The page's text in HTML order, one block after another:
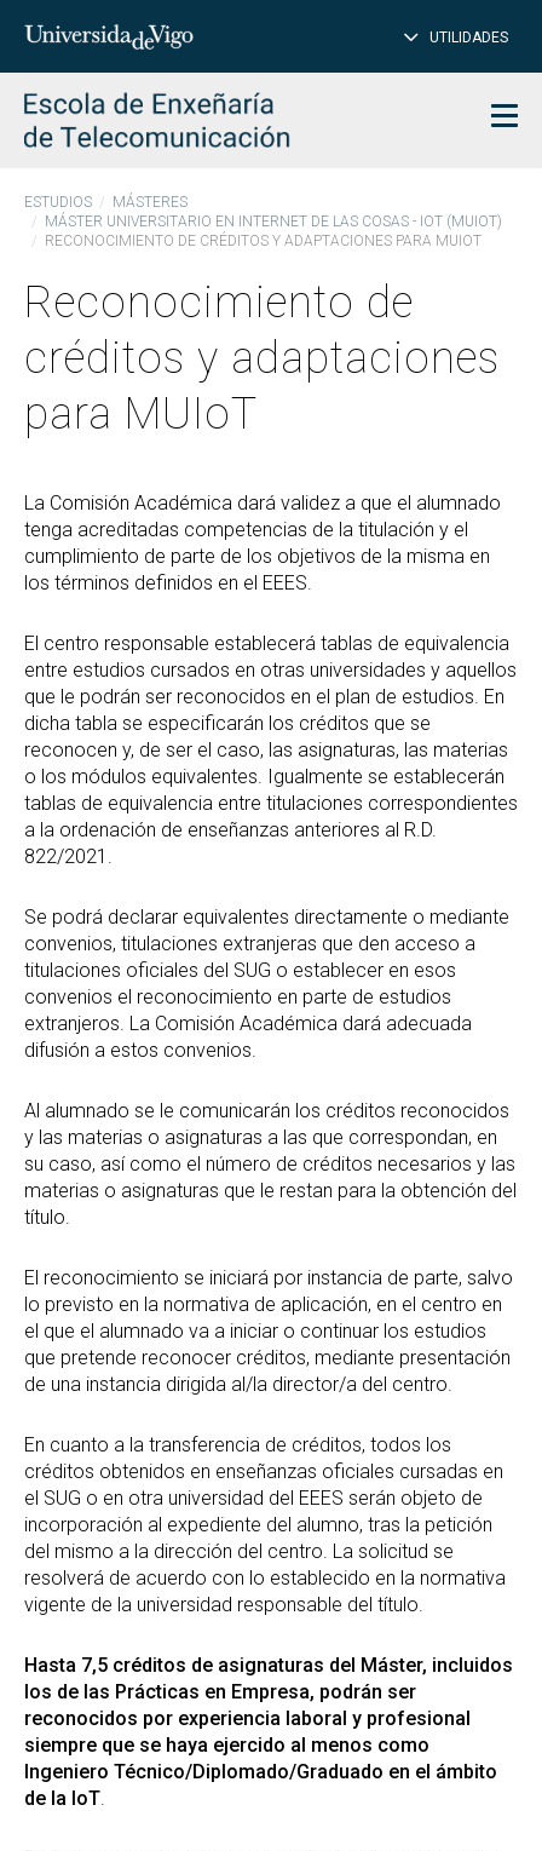
Insertar
para
buscar
UTILIDADES
ESTUDIOS
MÁSTERES
MÁSTER UNIVERSITARIO EN INTERNET DE LAS COSAS - IOT (MUIOT)
RECONOCIMIENTO DE CRÉDITOS Y ADAPTACIONES PARA MUIOT
Reconocimiento de
créditos y adaptaciones
para MUIoT
La Comisión Académica dará validez a que el alumnado
tenga acreditadas competencias de la titulación y el
cumplimiento de parte de los objetivos de la misma en
los términos definidos en el EEES.
El centro responsable establecerá tablas de equivalencia
entre estudios cursados en otras universidades y aquellos
que le podrán ser reconocidos en el plan de estudios. En
dicha tabla se especificarán los créditos que se
reconocen y, de ser el caso, las asignaturas, las materias
o los módulos equivalentes. Igualmente se establecerán
tablas de equivalencia entre titulaciones correspondientes
a la ordenación de enseñanzas anteriores al R.D.
822/2021.
Se podrá declarar equivalentes directamente o mediante
convenios, titulaciones extranjeras que den acceso a
titulaciones oficiales del SUG o establecer en esos
convenios el reconocimiento en parte de estudios
extranjeros. La Comisión Académica dará adecuada
difusión a estos convenios.
Al alumnado se le comunicarán los créditos reconocidos
y las materias o asignaturas a las que correspondan, en
su caso, así como el número de créditos necesarios y las
materias o asignaturas que le restan para la obtención del
título.
El reconocimiento se iniciará por instancia de parte, salvo
lo previsto en la normativa de aplicación, en el centro en
el que el alumnado va a iniciar o continuar los estudios
que pretende reconocer créditos, mediante presentación
de una instancia dirigida al/la director/a del centro.
En cuanto a la transferencia de créditos, todos los
créditos obtenidos en enseñanzas oficiales cursadas en
el SUG o en otra universidad del EEES serán objeto de
incorporación al expediente del alumno, tras la petición
del mismo a la dirección del centro. La solicitud se
resolverá de acuerdo con lo establecido en la normativa
vigente de la universidad responsable del título.
Hasta 7,5 créditos de asignaturas del Máster, incluidos
los de las Prácticas en Empresa, podrán ser
reconocidos por experiencia laboral y profesional
siempre que se haya ejercido al menos como
Ingeniero Técnico/Diplomado/Graduado en el ámbito
de la IoT.